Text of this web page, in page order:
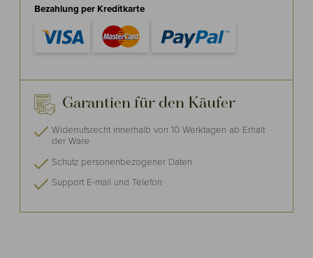
Bezahlung per Kreditkarte
Garantien für den Käufer
Widerrufsrecht innerhalb von 10 Werktagen ab Erhalt
der Ware
Schutz personenbezogener Daten
Support E-mail und Telefon